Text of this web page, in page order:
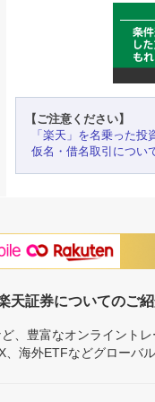
【ご注意ください】
「楽天」を名乗った
仮名・借名取引につい
天証券についてのご
、豊富なオンライント
海外ETFなどグローバ